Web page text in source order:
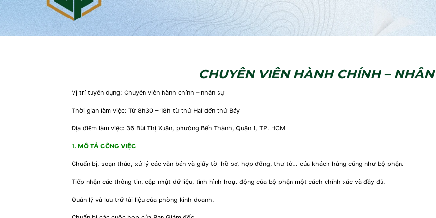
CHUYÊN VIÊN HÀNH CHÍNH –
Vị trí tuyển dụng: Chuyên viên hành chính – nhân sự
Thời gian làm việc: Từ 8h30 – 18h từ thứ Hai đến thứ Bảy
Địa điểm làm việc: 36 Bùi Thị Xuân, phường Bến Thành, Quận 1, TP. HCM
1. MÔ TẢ CÔNG VIỆC
Chuẩn bị, soạn thảo, xử lý các văn bản và giấy tờ, hồ sơ, hợp đổng, thư từ… của khách hàng cũng như bộ phận.
Tiếp nhận các thông tin, cập nhật dữ liệu, tình hình hoạt động của bộ phận một cách chính xác và đầy đủ.
Quản lý và lưu trữ tài liệu của phòng kinh doanh.